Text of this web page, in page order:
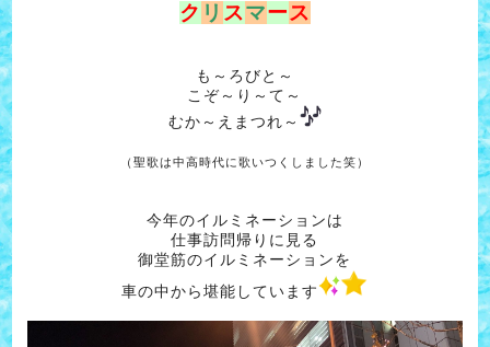
ク リ スマース
も～ろびと～
こぞ～り～て～
むか～えまつれ～
（聖歌は中高時代に歌いつくしました笑）
今年のイルミネーションは
仕事訪問帰りに見る
御堂筋のイルミネーションを
車の中から堪能しています